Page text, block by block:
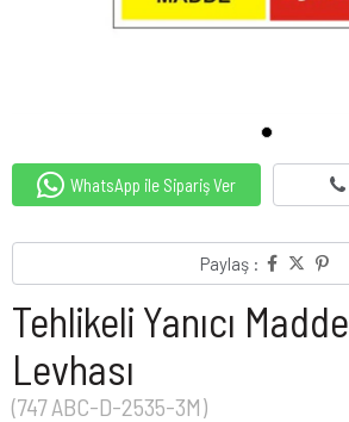
WhatsApp ile Sipariş Ver
Paylaş :
Tehlikeli Yanıcı Madde
Levhası
(747 ABC-D-2535-3M)